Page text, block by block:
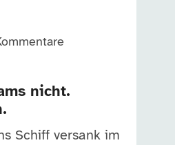
nicht.
Schiff versank im